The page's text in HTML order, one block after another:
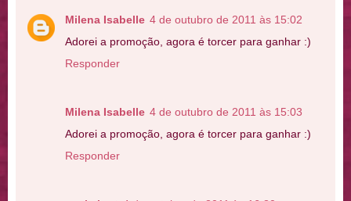
Milena Isabelle 4 de outubro de 2011 às 15:02
Adorei a promoção, agora é torcer para ganhar :)
Responder
Milena Isabelle 4 de outubro de 2011 às 15:03
Adorei a promoção, agora é torcer para ganhar :)
Responder